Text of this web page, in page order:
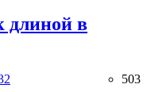
длиной в
503